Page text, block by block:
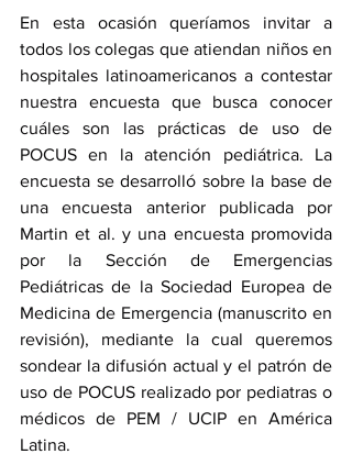
En esta ocasión queríamos invitar a
todos los colegas que atiendan niños en
hospitales latinoamericanos a contestar
nuestra encuesta que busca conocer
cuáles son las prácticas de uso de
POCUS en la atención pediátrica. La
encuesta se desarrolló sobre la base de
una encuesta anterior publicada por
Martin et al. y una encuesta promovida
por la Sección de Emergencias
Pediátricas de la Sociedad Europea de
Medicina de Emergencia (manuscrito en
revisión), mediante la cual queremos
sondear la difusión actual y el patrón de
uso de POCUS realizado por pediatras o
médicos de PEM / UCIP en América
Latina.